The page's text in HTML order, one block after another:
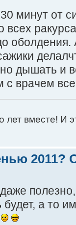
минут от
оболдения.
дышать и
с врачем
вместе! И
2011?
а то